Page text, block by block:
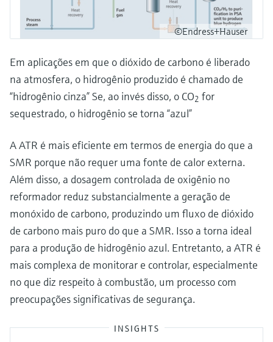
©Endress+Hauser
Em aplicações em que o dióxido de carbono é liberado
na atmosfera, o hidrogênio produzido é chamado de
“hidrogênio cinza” Se, ao invés disso, o CO2 for
sequestrado, o hidrogênio se torna “azul”
A ATR é mais eficiente em termos de energia do que a
SMR porque não requer uma fonte de calor externa.
Além disso, a dosagem controlada de oxigênio no
reformador reduz substancialmente a geração de
monóxido de carbono, produzindo um fluxo de dióxido
de carbono mais puro do que a SMR. Isso a torna ideal
para a produção de hidrogênio azul. Entretanto, a ATR é
mais complexa de monitorar e controlar, especialmente
no que diz respeito à combustão, um processo com
preocupações significativas de segurança.
INSIGHTS